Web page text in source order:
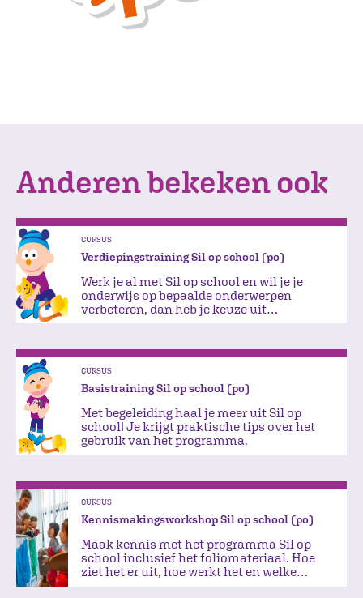
Anderen bekeken ook
CURSUS
Verdiepingstraining Sil op school (po)
Werk je al met Sil op school en wil je je
onderwijs op bepaalde onderwerpen
verbeteren, dan heb je keuze uit
CURSUS
Basistraining Sil op school (po)
Met begeleiding haal je meer uit Sil op
school! Je krijgt praktische tips over het
gebruik van het programma.
CURSUS
Kennismakingsworkshop Sil op school (po)
Maak kennis met het programma Sil op
school inclusief het foliomateriaal. Hoe
ziet het er uit, hoe werkt het en welke